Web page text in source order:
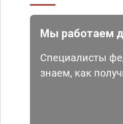
Мы работаем
Специалисты
знаем, как